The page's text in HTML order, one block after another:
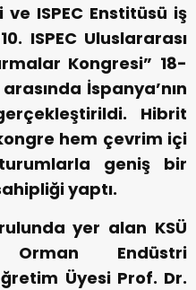
ISPEC Enstitüsü iş
ISPEC Uluslararası
Kongresi” 18-
İspanya’nın
Hibrit
hem çevrim içi
geniş bir
yaptı.
yer alan KSÜ
Endüstri
Üyesi Prof. Dr.